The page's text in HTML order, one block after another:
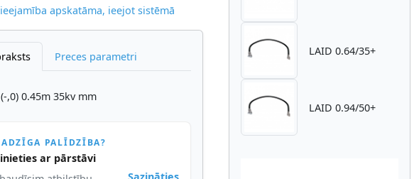
apskatāma, ieejot sistēmā
Preces parametri
,0) 0.45m 35kv mm
PALĪDZĪBA?
ar pārstāvi
LAID 0.64/35+
LAID 0.94/50+